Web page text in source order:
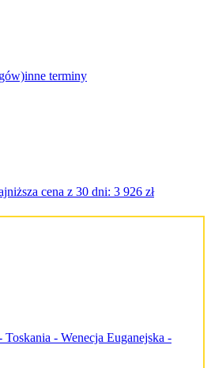
inne terminy
cena z 30 dni: 3 926 zł
- Wenecja Euganejska -